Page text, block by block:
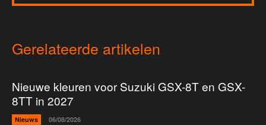
Gerelateerde artikelen
Nieuwe kleuren voor Suzuki GSX-8T en GSX-
8TT in 2027
Nieuws 06/08/2026